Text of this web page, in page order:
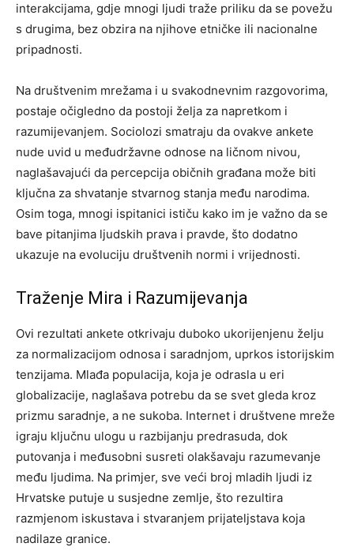
interakcijama, gdje mnogi ljudi traže priliku da se povežu
s drugima, bez obzira na njihove etničke ili nacionalne
pripadnosti.
Na društvenim mrežama i u svakodnevnim razgovorima,
postaje očigledno da postoji želja za napretkom i
razumijevanjem. Sociolozi smatraju da ovakve ankete
nude uvid u međudržavne odnose na ličnom nivou,
naglašavajući da percepcija običnih građana može biti
ključna za shvatanje stvarnog stanja među narodima.
Osim toga, mnogi ispitanici ističu kako im je važno da se
bave pitanjima ljudskih prava i pravde, što dodatno
ukazuje na evoluciju društvenih normi i vrijednosti.
Traženje Mira i Razumijevanja
Ovi rezultati ankete otkrivaju duboko ukorijenjenu želju
za normalizacijom odnosa i saradnjom, uprkos istorijskim
tenzijama. Mlađa populacija, koja je odrasla u eri
globalizacije, naglašava potrebu da se svet gleda kroz
prizmu saradnje, a ne sukoba. Internet i društvene mreže
igraju ključnu ulogu u razbijanju predrasuda, dok
putovanja i međusobni susreti olakšavaju razumevanje
među ljudima. Na primjer, sve veći broj mladih ljudi iz
Hrvatske putuje u susjedne zemlje, što rezultira
razmjenom iskustava i stvaranjem prijateljstava koja
nadilaze granice.